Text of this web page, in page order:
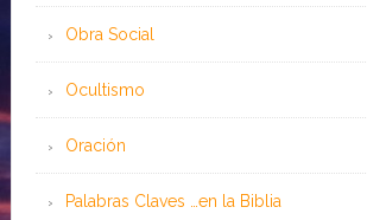
Obra Social
Ocultismo
Oración
Palabras Claves …en la Biblia